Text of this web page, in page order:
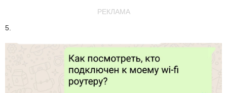
РЕКЛАМА
5.